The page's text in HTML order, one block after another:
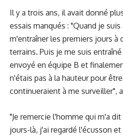
Il y a trois ans, il avait donné
essais manqués : "Quand je
m'entraîner les premiers jours à
terrains. Puis je me suis
envoyé en équipe B et
n'étais pas à la hauteur pour
continueraient à me surveiller",
"Je remercie l'homme qui m'a
jours-là, j'ai regardé l'écusson